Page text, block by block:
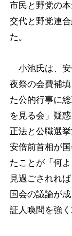
市民と野党の
交代と野党連
た。
小池氏は、安
夜祭の会費補
た公的行事に
を見る会」疑
正法と公職選
安倍前首相が
たことが「何
見過ごされれ
国会の議論が
証人喚問を強く